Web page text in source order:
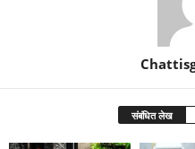
संबंधित लेख